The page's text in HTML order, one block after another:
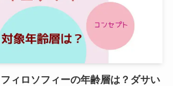
ィロソフィーの年齢層は？ダサい